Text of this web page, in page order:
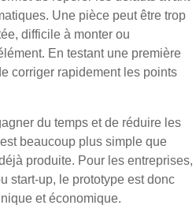
Une pièce peut être trop
difficile à monter ou
En testant une première
corriger rapidement les points
du temps et de réduire les
beaucoup plus simple que
produite. Pour les entreprises,
start-up, le prototype est donc
et économique.